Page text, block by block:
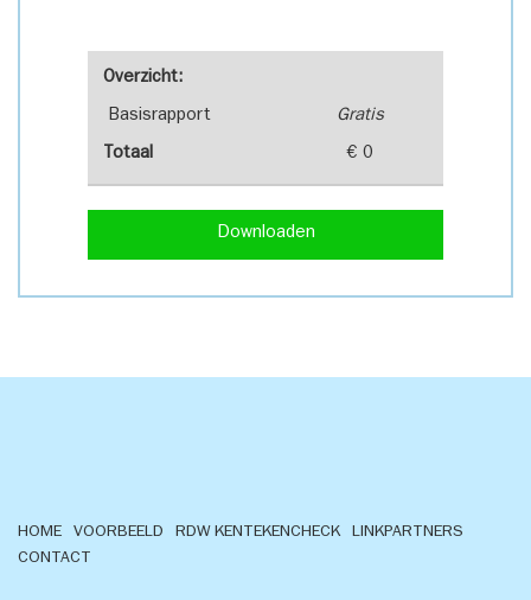
Overzicht:
Basisrapport Gratis
Totaal € 0
Downloaden
HOME VOORBEELD RDW KENTEKENCHECK
LINKPARTNERS
CONTACT